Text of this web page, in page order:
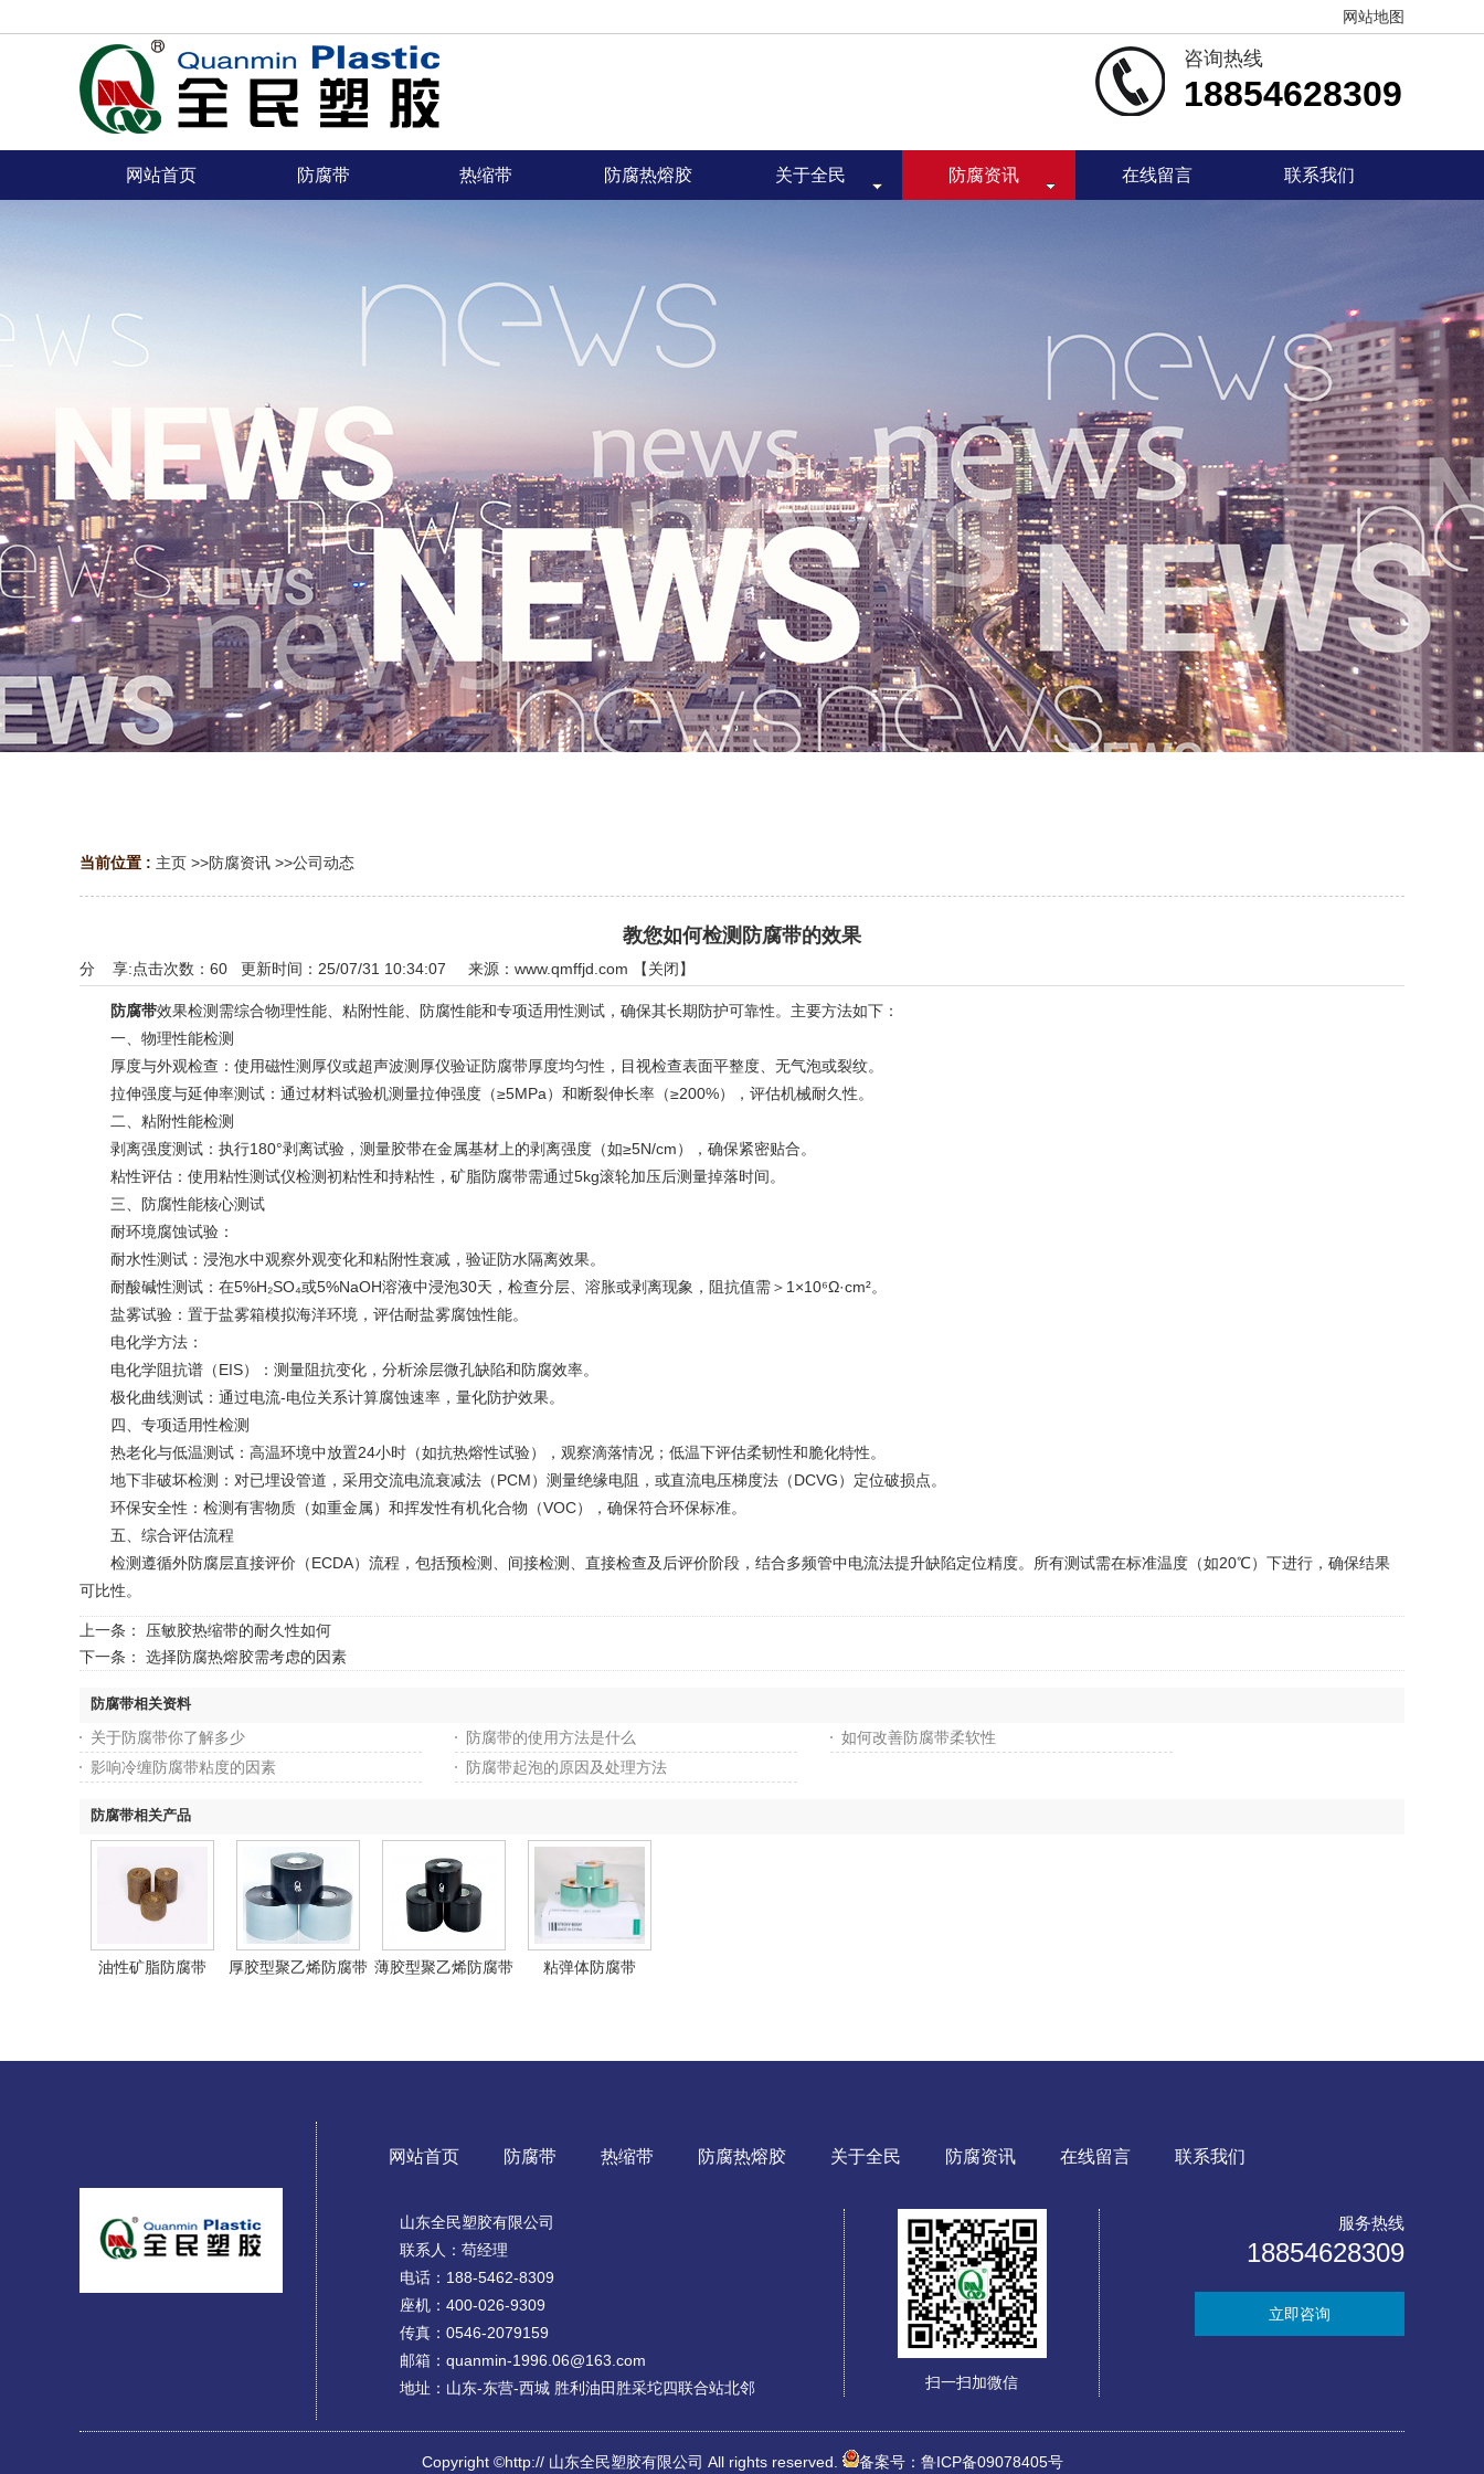
网站地图
咨询热线
18854628309
网站首页 防腐带 热缩带 防腐热熔胶 关于全民 防腐资讯 在线留言 联系我们
当前位置 : 主页 >>防腐资讯 >>公司动态
教您如何检测防腐带的效果
点击次数： 60 更新时间：25/07/31 10:34:07 来源： www.qmffjd.com 【关闭】
分 享:
防腐带效果检测需综合物理性能、粘附性能、防腐性能和专项适用性测试，确保其长期防护可靠性‌。主要方法如下：
一、物理性能检测
‌厚度与外观检查‌：使用磁性测厚仪或超声波测厚仪验证防腐带厚度均匀性，目视检查表面平整度、无气泡或裂纹‌。
‌拉伸强度与延伸率测试‌：通过材料试验机测量拉伸强度（≥5MPa）和断裂伸长率（≥200%），评估机械耐久性‌。
二、粘附性能检测
‌剥离强度测试‌：执行180°剥离试验，测量胶带在金属基材上的剥离强度（如≥5N/cm），确保紧密贴合‌。
‌粘性评估‌：使用粘性测试仪检测初粘性和持粘性，矿脂防腐带需通过5kg滚轮加压后测量掉落时间‌。
三、防腐性能核心测试
‌耐环境腐蚀试验‌：
‌耐水性测试‌：浸泡水中观察外观变化和粘附性衰减，验证防水隔离效果‌。
‌耐酸碱性测试‌：在5%H₂SO₄或5%NaOH溶液中浸泡30天，检查分层、溶胀或剥离现象，阻抗值需＞1×10⁶Ω·cm²‌。
‌盐雾试验‌：置于盐雾箱模拟海洋环境，评估耐盐雾腐蚀性能‌。
‌电化学方法‌：
‌电化学阻抗谱（EIS）‌：测量阻抗变化，分析涂层微孔缺陷和防腐效率‌。
‌极化曲线测试‌：通过电流-电位关系计算腐蚀速率，量化防护效果‌。
四、专项适用性检测
‌热老化与低温测试‌：高温环境中放置24小时（如抗热熔性试验），观察滴落情况；低温下评估柔韧性和脆化特性‌。
‌地下非破坏检测‌：对已埋设管道，采用交流电流衰减法（PCM）测量绝缘电阻，或直流电压梯度法（DCVG）定位破损点‌。
‌环保安全性‌：检测有害物质（如重金属）和挥发性有机化合物（VOC），确保符合环保标准‌。
五、综合评估流程
检测遵循外防腐层直接评价（ECDA）流程，包括预检测、间接检测、直接检查及后评价阶段，结合多频管中电流法提升缺陷定位精度‌。所有测试需在标准温度（如20℃）下进行，确保结果
可比性‌。
上一条： 压敏胶热缩带的耐久性如何
下一条： 选择防腐热熔胶需考虑的因素
防腐带相关资料
关于防腐带你了解多少 防腐带的使用方法是什么
如何改善防腐带柔软性
影响冷缠防腐带粘度的因素
防腐带起泡的原因及处理方法
防腐带相关产品
油性矿脂防腐带 厚胶型聚乙烯防腐带 薄胶型聚乙烯防腐带 粘弹体防腐带
网站首页 防腐带 热缩带 防腐热熔胶 关于全民 防腐资讯 在线留言 联系我们
山东全民塑胶有限公司
联系人：苟经理
电话：188-5462-8309
座机：400-026-9309
传真：0546-2079159
邮箱：quanmin-1996.06@163.com
地址：山东-东营-西城 胜利油田胜采坨四联合站北邻
扫一扫加微信
服务热线
18854628309
立即咨询
Copyright ©http:// 山东全民塑胶有限公司 All rights reserved. 备案号：鲁ICP备09078405号